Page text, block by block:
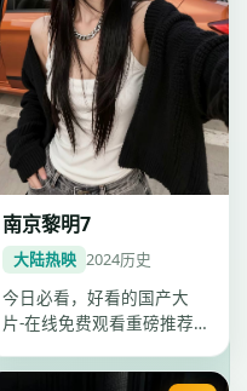
南京黎明7
大陆热映 2024历史
今日必看，好看的国产大
片-在线免费观看重磅推荐
津历史…